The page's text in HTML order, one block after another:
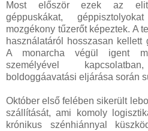
Most először ezek az
géppuskákat,
mozgékony tűzerőt képeztek. A
használatáról hosszasan kellett
A monarcha végül igent
személyével
boldoggáavatási eljárása során
Október első felében sikerült
szállítását, ami komoly
krónikus szénhiánnyal